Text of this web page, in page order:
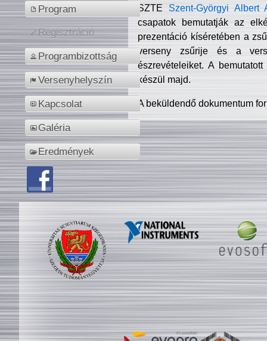
Program
Regisztráció
Programbizottság
Versenyhelyszín
Kapcsolat
Galéria
Eredmények
SZTE Szent-Györgyi Albert
csapatok bemutatják az
prezentáció kíséretében a
verseny zsűrije és a
észrevételeiket. A
készül majd.
A beküldendő dokumentum